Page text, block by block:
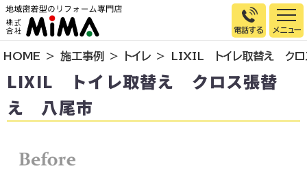
電話する
トップページ
選ばれる理由
施工事例
イベント情報
HOME 施工事例 トイレ LIXIL トイレ取替え ク
LIXIL トイレ取替え クロス張替
え 八尾市